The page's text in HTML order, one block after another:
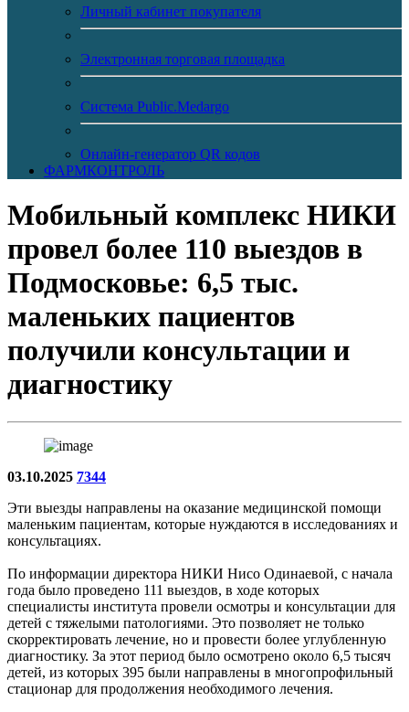
Личный кабинет покупателя
Электронная торговая площадка
Система Public.Medargo
Онлайн-генератор QR кодов
ФАРМКОНТРОЛЬ
Мобильный комплекс НИКИ
провел более 110 выездов в
Подмосковье: 6,5 тыс.
маленьких пациентов
получили консультации и
диагностику
03.10.2025 7344
Эти выезды направлены на оказание медицинской помощи
маленьким пациентам, которые нуждаются в исследованиях и
консультациях.
По информации директора НИКИ Нисо Одинаевой, с начала
года было проведено 111 выездов, в ходе которых
специалисты института провели осмотры и консультации для
детей с тяжелыми патологиями. Это позволяет не только
скорректировать лечение, но и провести более углубленную
диагностику. За этот период было осмотрено около 6,5 тысяч
детей, из которых 395 были направлены в многопрофильный
стационар для продолжения необходимого лечения.